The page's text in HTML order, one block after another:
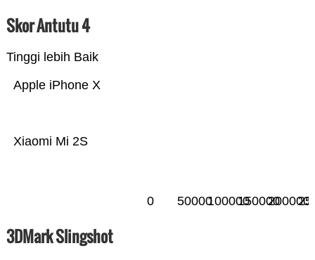
Skor Antutu 4
Tinggi lebih Baik
Xiaomi Mi 2S
Apple iPhone X
0 50000100000150000200000
3DMark Slingshot